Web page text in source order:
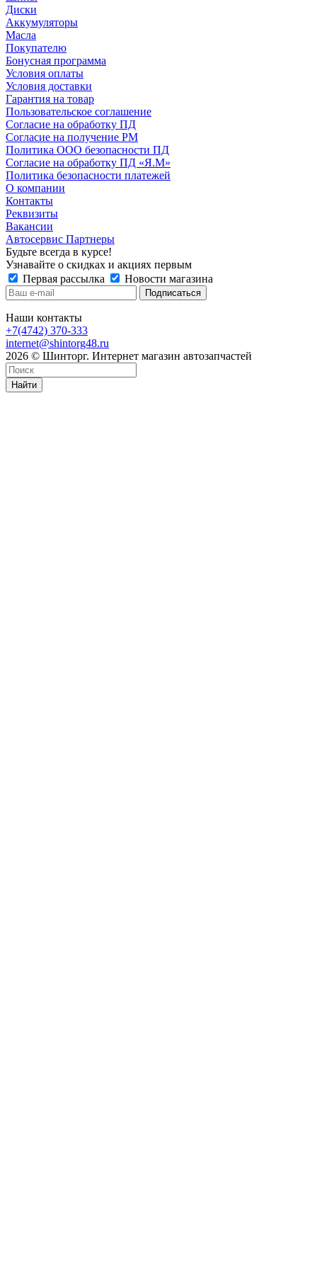
Диски
Аккумуляторы
Масла
Покупателю
Бонусная программа
Условия оплаты
Условия доставки
Гарантия на товар
Пользовательское соглашение
Согласие на обработку ПД
Согласие на получение РМ
Политика ООО безопасности ПД
Согласие на обработку ПД «Я.М»
Политика безопасности платежей
О компании
Контакты
Реквизиты
Вакансии
Автосервис Партнеры
Будьте всегда в курсе!
Узнавайте о скидках и акциях первым
Первая рассылка
Новости магазина
Наши контакты
+7(4742) 370-333
internet@shintorg48.ru
2026 © Шинторг. Интернет магазин автозапчастей
Найти